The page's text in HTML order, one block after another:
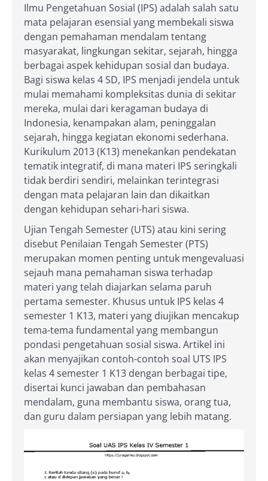
Ilmu Pengetahuan Sosial (IPS) adalah salah satu
mata pelajaran esensial yang membekali siswa
dengan pemahaman mendalam tentang
masyarakat, lingkungan sekitar, sejarah, hingga
berbagai aspek kehidupan sosial dan budaya.
Bagi siswa kelas 4 SD, IPS menjadi jendela untuk
mulai memahami kompleksitas dunia di sekitar
mereka, mulai dari keragaman budaya di
Indonesia, kenampakan alam, peninggalan
sejarah, hingga kegiatan ekonomi sederhana.
Kurikulum 2013 (K13) menekankan pendekatan
tematik integratif, di mana materi IPS seringkali
tidak berdiri sendiri, melainkan terintegrasi
dengan mata pelajaran lain dan dikaitkan
dengan kehidupan sehari-hari siswa.
Ujian Tengah Semester (UTS) atau kini sering
disebut Penilaian Tengah Semester (PTS)
merupakan momen penting untuk mengevaluasi
sejauh mana pemahaman siswa terhadap
materi yang telah diajarkan selama paruh
pertama semester. Khusus untuk IPS kelas 4
semester 1 K13, materi yang diujikan mencakup
tema-tema fundamental yang membangun
pondasi pengetahuan sosial siswa. Artikel ini
akan menyajikan contoh-contoh soal UTS IPS
kelas 4 semester 1 K13 dengan berbagai tipe,
disertai kunci jawaban dan pembahasan
mendalam, guna membantu siswa, orang tua,
dan guru dalam persiapan yang lebih matang.